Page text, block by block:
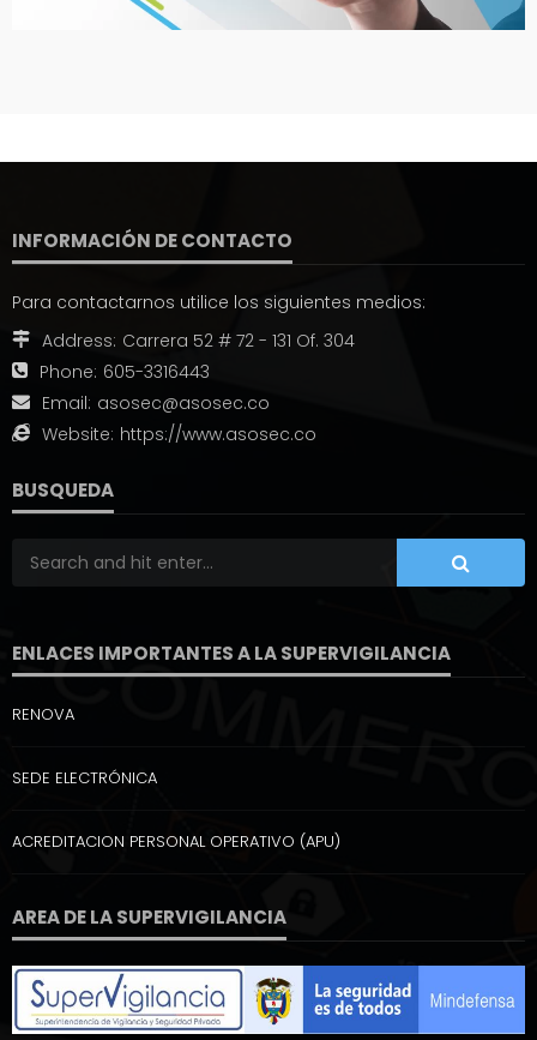
INFORMACIÓN DE CONTACTO
Para contactarnos utilice los siguientes medios:
Address: Carrera 52 # 72 - 131 Of. 304
Phone: 605-3316443
Email: asosec@asosec.co
Website: https://www.asosec.co
BUSQUEDA
ENLACES IMPORTANTES A LA SUPERVIGILANCIA
RENOVA
SEDE ELECTRÓNICA
ACREDITACION PERSONAL OPERATIVO (APU)
AREA DE LA SUPERVIGILANCIA